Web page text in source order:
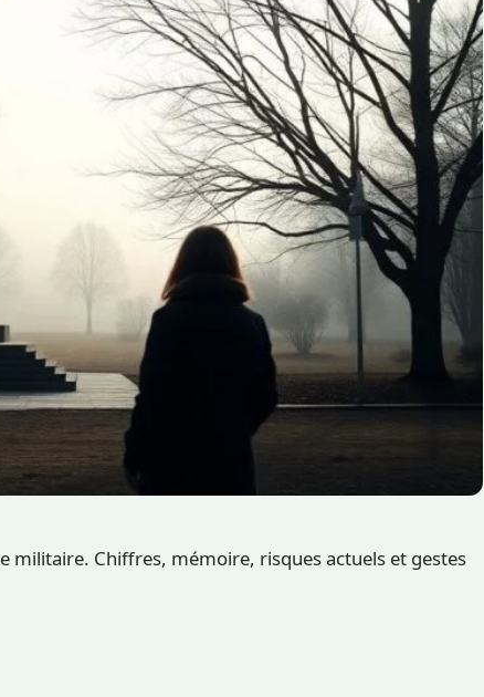
militaire. Chiffres, mémoire, risques actuels et gestes